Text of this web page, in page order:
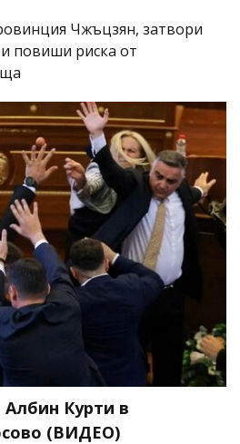
Чжъцзян, затвори
повиши риска от
Курти в
(ВИДЕО)